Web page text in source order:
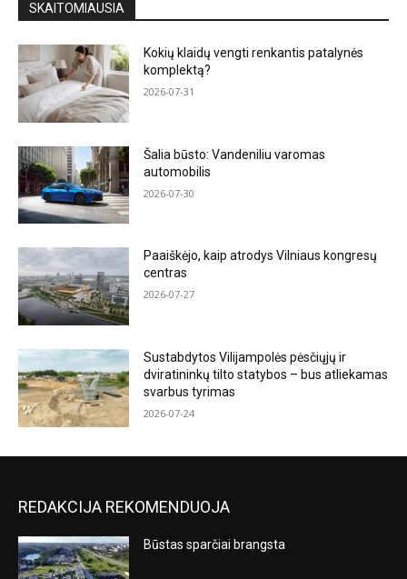
SKAITOMIAUSIA
Kokių klaidų vengti renkantis patalynės
komplektą?
2026-07-31
Šalia būsto: Vandeniliu varomas
automobilis
2026-07-30
Paaiškėjo, kaip atrodys Vilniaus kongresų
centras
2026-07-27
Sustabdytos Vilijampolės pėsčiųjų ir
dviratininkų tilto statybos – bus atliekamas
svarbus tyrimas
2026-07-24
REDAKCIJA REKOMENDUOJA
Būstas sparčiai brangsta